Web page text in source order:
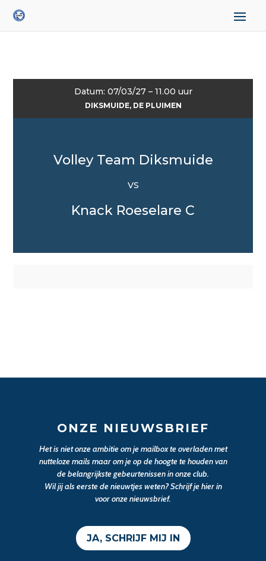
Datum: 07/03/27 – 11.00 uur
DIKSMUIDE, DE PLUIMEN
Volley Team Diksmuide
VS
Knack Roeselare C
ONZE NIEUWSBRIEF
Het is niet onze ambitie om je mailbox te overladen met
nutteloze mails maar om je op de hoogte te houden van
de belangrijkste gebeurtenissen in onze club.
Wil jij als eerste de nieuwtjes weten? Schrijf je hier in
voor onze nieuwsbrief.
JA, SCHRIJF MIJ IN